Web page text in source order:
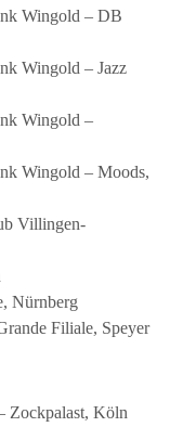
Wingold – DB
Wingold – Jazz
Wingold –
Wingold – Moods,
Villingen-
Nürnberg
Filiale, Speyer
Zockpalast, Köln